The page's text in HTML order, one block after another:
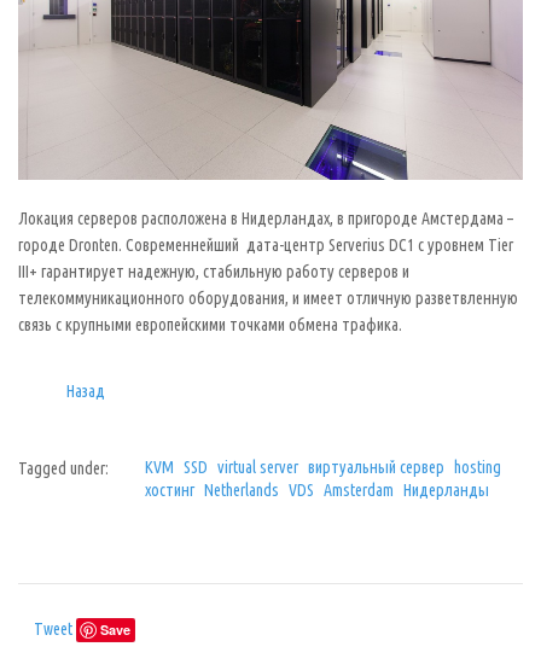
Локация серверов расположена в Нидерландах, в пригороде Амстердама –
городе Dronten. Современнейший дата-центр Serverius DC1 с уровнем Tier
III+ гарантирует надежную, стабильную работу серверов и
телекоммуникационного оборудования, и имеет отличную разветвленную
связь с крупными европейскими точками обмена трафика.
Назад
Tagged under: KVM SSD virtual server виртуальный сервер
hosting
хостинг Netherlands VDS Amsterdam Нидерланды
Tweet Save